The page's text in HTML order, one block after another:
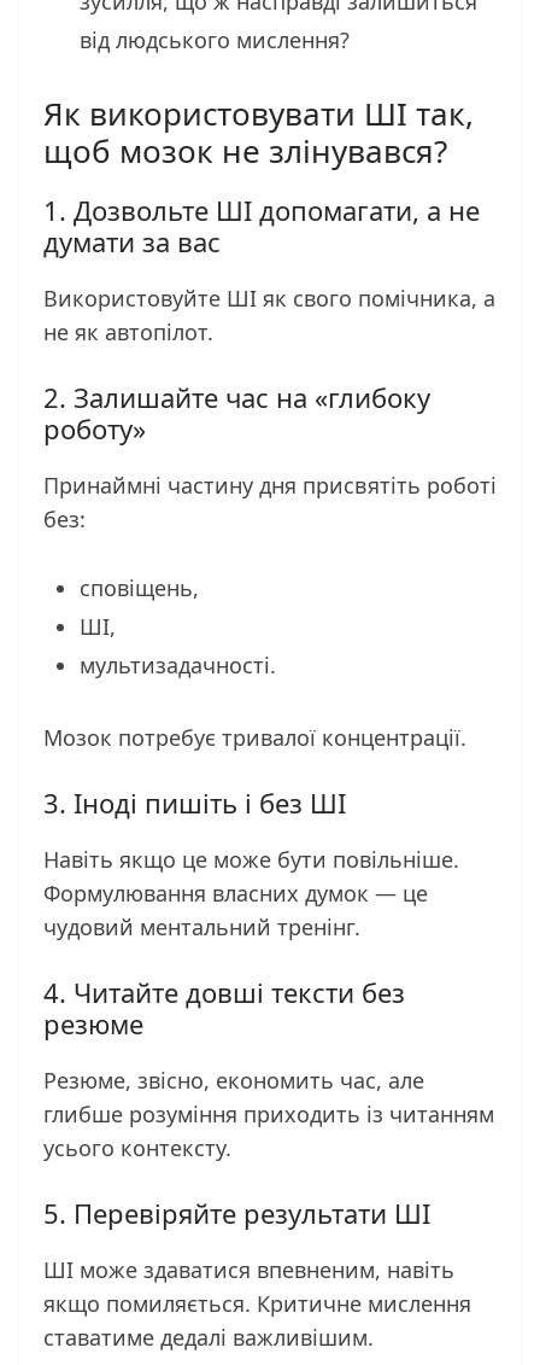
від людського мислення?
Як використовувати ШІ так,
щоб мозок не злінувався?
1. Дозвольте ШІ допомагати, а не
думати за вас
Використовуйте ШІ як свого помічника, а
не як автопілот.
2. Залишайте час на «глибоку
роботу»
Принаймні частину дня присвятіть роботі
без:
сповіщень,
ШІ,
мультизадачності.
Мозок потребує тривалої концентрації.
3. Іноді пишіть і без ШІ
Навіть якщо це може бути повільніше.
Формулювання власних думок — це
чудовий ментальний тренінг.
4. Читайте довші тексти без
резюме
Резюме, звісно, економить час, але
глибше розуміння приходить із читанням
усього контексту.
5. Перевіряйте результати ШІ
ШІ може здаватися впевненим, навіть
якщо помиляється. Критичне мислення
ставатиме дедалі важливішим.